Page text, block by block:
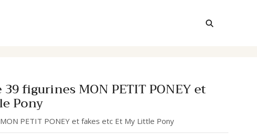
figurines MON PETIT PONEY et
Pony
PETIT PONEY et fakes etc Et My Little Pony